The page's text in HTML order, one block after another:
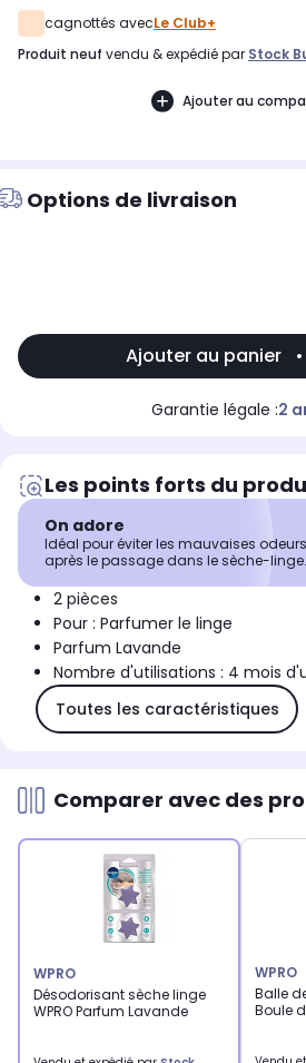
cagnottés avecLe Club+
produit neuf vendu & expédié par Stock
Ajouter au
Options de livraison
Ajouter au panier •
Garantie légale :2
Les points forts du
On adore
Idéal pour éviter les mauvaises
après le passage dans le sèche-linge.
2 pièces
Pour : Parfumer le linge
Parfum Lavande
Nombre d'utilisations : 4 mois
Toutes les caractéristiques
Comparer avec des
WPRO
Désodorisant sèche linge
WPRO Parfum Lavande
WPRO
Balle
Boule